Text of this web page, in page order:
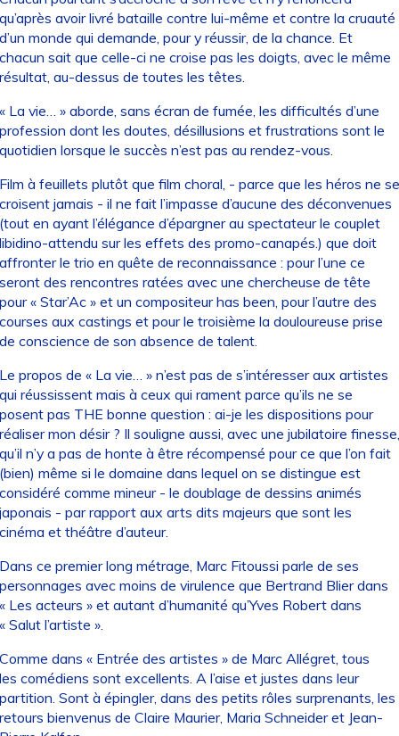
avoir livré bataille contre lui-même et contre la cruauté
monde qui demande, pour y réussir, de la chance. Et
sait que celle-ci ne croise pas les doigts, avec le même
au-dessus de toutes les têtes.
La vie… » aborde, sans écran de fumée, les difficultés d’une
dont les doutes, désillusions et frustrations sont le
lorsque le succès n’est pas au rendez-vous.
à feuillets plutôt que film choral, - parce que les héros ne se
jamais - il ne fait l’impasse d’aucune des déconvenues
en ayant l’élégance d’épargner au spectateur le couplet
attendu sur les effets des promo-canapés.) que doit
le trio en quête de reconnaissance : pour l’une ce
des rencontres ratées avec une chercheuse de tête
« Star’Ac » et un compositeur has been, pour l’autre des
aux castings et pour le troisième la douloureuse prise
conscience de son absence de talent.
propos de « La vie… » n’est pas de s’intéresser aux artistes
réussissent mais à ceux qui rament parce qu’ils ne se
pas THE bonne question : ai-je les dispositions pour
mon désir ? Il souligne aussi, avec une jubilatoire finesse,
n’y a pas de honte à être récompensé pour ce que l’on fait
même si le domaine dans lequel on se distingue est
comme mineur - le doublage de dessins animés
- par rapport aux arts dits majeurs que sont les
et théâtre d’auteur.
ce premier long métrage, Marc Fitoussi parle de ses
avec moins de virulence que Bertrand Blier dans
Les acteurs » et autant d’humanité qu’Yves Robert dans
Salut l’artiste ».
dans « Entrée des artistes » de Marc Allégret, tous
comédiens sont excellents. A l’aise et justes dans leur
Sont à épingler, dans des petits rôles surprenants, les
bienvenus de Claire Maurier, Maria Schneider et Jean-